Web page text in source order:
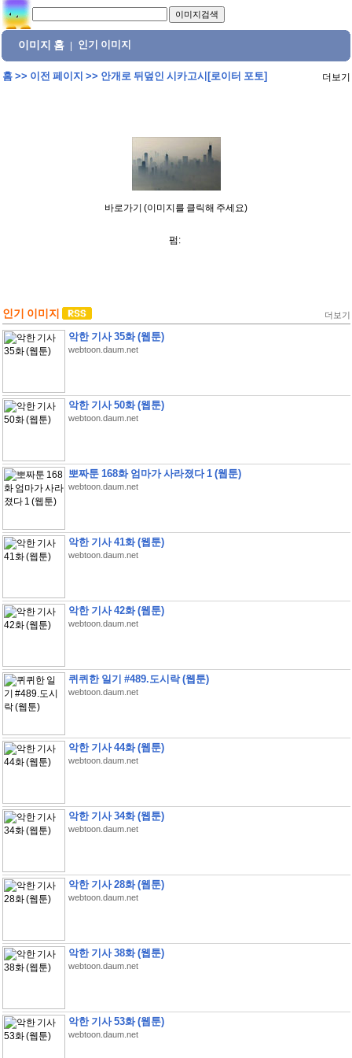
이미지 홈 인기 이미지
홈>> 이전 페이지 >> 안개로 뒤덮인 시카고시[로이터 포토] 더보기
바로가기 (이미지를 클릭해 주세요)
펌:
인기 이미지 더보기
악한 기사 35화 (웹툰)
webtoon.daum.net
악한 기사 50화 (웹툰)
webtoon.daum.net
뽀짜툰 168화 엄마가 사라졌다 1 (웹툰)
webtoon.daum.net
악한 기사 41화 (웹툰)
webtoon.daum.net
악한 기사 42화 (웹툰)
webtoon.daum.net
퀴퀴한 일기 #489.도시락 (웹툰)
webtoon.daum.net
악한 기사 44화 (웹툰)
webtoon.daum.net
악한 기사 34화 (웹툰)
webtoon.daum.net
악한 기사 28화 (웹툰)
webtoon.daum.net
악한 기사 38화 (웹툰)
webtoon.daum.net
악한 기사 53화 (웹툰)
webtoon.daum.net